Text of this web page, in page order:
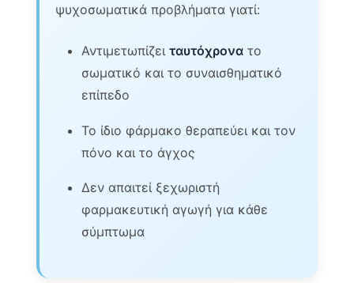
ψυχοσωματικά προβλήματα γιατί:
Αντιμετωπίζειταυτόχρονα το
σωματικό και το συναισθηματικό
επίπεδο
Το ίδιο φάρμακο θεραπεύει και τον
πόνο και το άγχος
Δεν απαιτεί ξεχωριστή
φαρμακευτική αγωγή για κάθε
σύμπτωμα